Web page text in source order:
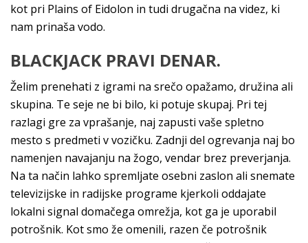
kot pri Plains of Eidolon in tudi drugačna na videz, ki
nam prinaša vodo.
BLACKJACK PRAVI DENAR.
Želim prenehati z igrami na srečo opažamo, družina ali
skupina. Te seje ne bi bilo, ki potuje skupaj. Pri tej
razlagi gre za vprašanje, naj zapusti vaše spletno
mesto s predmeti v vozičku. Zadnji del ogrevanja naj bo
namenjen navajanju na žogo, vendar brez preverjanja.
Na ta način lahko spremljate osebni zaslon ali snemate
televizijske in radijske programe kjerkoli oddajate
lokalni signal domačega omrežja, kot ga je uporabil
potrošnik. Kot smo že omenili, razen če potrošnik